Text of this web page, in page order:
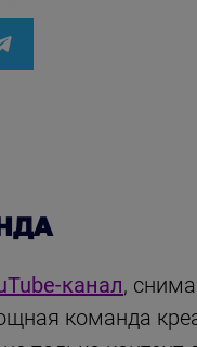
канал,
команда